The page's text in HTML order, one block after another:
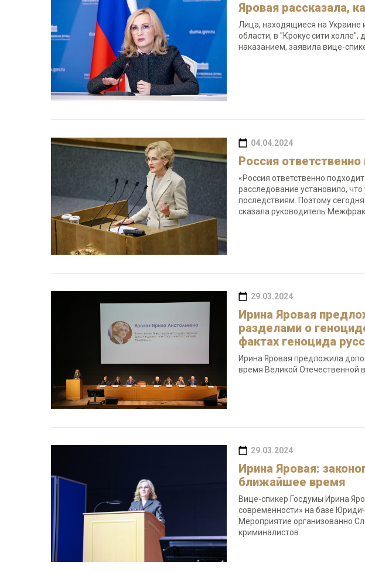
Яровая рассказала,
Лица, находящиеся на Украине
области, в "Крокус сити
наказанием, заявила вице-
04.04.2024
Россия
«Россия ответственно
расследование установило,
последствиям. Поэтому
сказала руководитель
29.03.2024
Ирина Яровая
разделами о
фактах геноцида
Ирина Яровая предложила
время Великой Отечественной
29.03.2024
Ирина Яровая:
ближайшее время
Вице-спикер Госдумы Ирина
современности» на базе
Мероприятие организованно
криминалистов.